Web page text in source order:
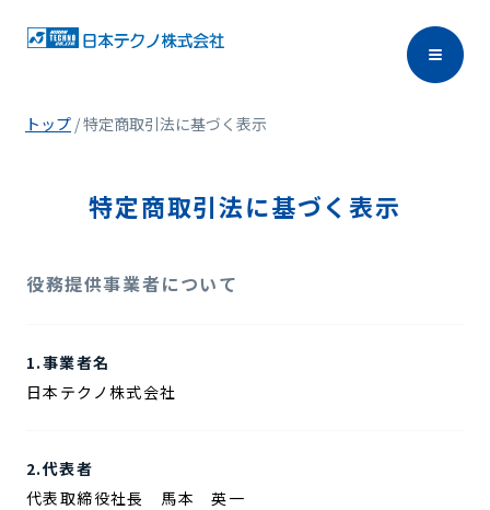
トップ /特定商取引法に基づく表示
特定商取引法に基づく表示
役務提供事業者について
1.事業者名
日本テクノ株式会社
2.代表者
代表取締役社長 馬本 英一